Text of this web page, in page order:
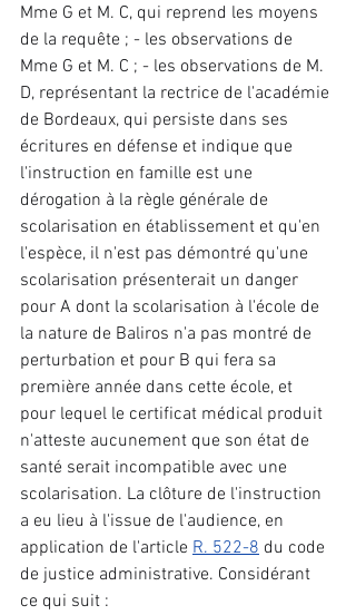
Mme G et M. C, qui reprend les moyens
de la requête ; - les observations de
Mme G et M. C ; - les observations de M.
D, représentant la rectrice de l'académie
de Bordeaux, qui persiste dans ses
écritures en défense et indique que
l'instruction en famille est une
dérogation à la règle générale de
scolarisation en établissement et qu'en
l'espèce, il n'est pas démontré qu'une
scolarisation présenterait un danger
pour A dont la scolarisation à l'école de
la nature de Baliros n'a pas montré de
perturbation et pour B qui fera sa
première année dans cette école, et
pour lequel le certificat médical produit
n'atteste aucunement que son état de
santé serait incompatible avec une
scolarisation. La clôture de l'instruction
a eu lieu à l'issue de l'audience, en
application de l'article R. 522-8 du code
de justice administrative. Considérant
ce qui suit :